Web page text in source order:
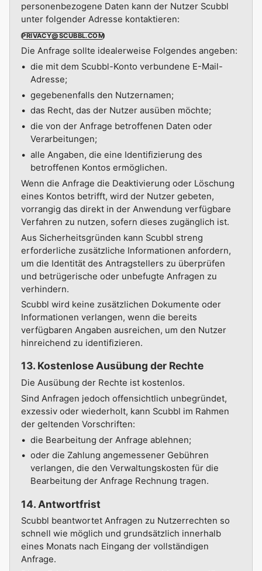
personenbezogene Daten kann der Nutzer Scubbl
unter folgender Adresse kontaktieren:
PRIVACY@SCUBBL.COM
Die Anfrage sollte idealerweise Folgendes angeben:
die mit dem Scubbl-Konto verbundene E-Mail-
Adresse;
gegebenenfalls den Nutzernamen;
das Recht, das der Nutzer ausüben möchte;
die von der Anfrage betroffenen Daten oder
Verarbeitungen;
alle Angaben, die eine Identifizierung des
betroffenen Kontos ermöglichen.
Wenn die Anfrage die Deaktivierung oder Löschung
eines Kontos betrifft, wird der Nutzer gebeten,
vorrangig das direkt in der Anwendung verfügbare
Verfahren zu nutzen, sofern dieses zugänglich ist.
Aus Sicherheitsgründen kann Scubbl streng
erforderliche zusätzliche Informationen anfordern,
um die Identität des Antragstellers zu überprüfen
und betrügerische oder unbefugte Anfragen zu
verhindern.
Scubbl wird keine zusätzlichen Dokumente oder
Informationen verlangen, wenn die bereits
verfügbaren Angaben ausreichen, um den Nutzer
hinreichend zu identifizieren.
13. Kostenlose Ausübung der Rechte
Die Ausübung der Rechte ist kostenlos.
Sind Anfragen jedoch offensichtlich unbegründet,
exzessiv oder wiederholt, kann Scubbl im Rahmen
der geltenden Vorschriften:
die Bearbeitung der Anfrage ablehnen;
oder die Zahlung angemessener Gebühren
verlangen, die den Verwaltungskosten für die
Bearbeitung der Anfrage Rechnung tragen.
14. Antwortfrist
Scubbl beantwortet Anfragen zu Nutzerrechten so
schnell wie möglich und grundsätzlich innerhalb
eines Monats nach Eingang der vollständigen
Anfrage.